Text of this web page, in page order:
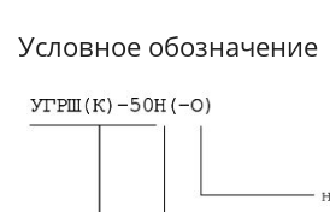
Условное обозначение